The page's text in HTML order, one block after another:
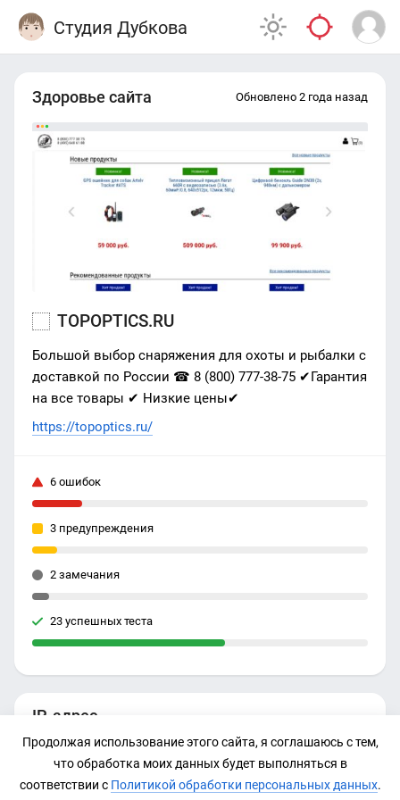
Студия Дубкова
IP-адрес
5.23.48.49
Здоровье сайта Обновлено 2 года назад
TOPOPTICS.RU
Большой выбор снаряжения для охоты и рыбалки с
доставкой по России ☎ 8 (800) 777-38-75 ✔Гарантия
на все товары ✔ Низкие цены✔
https://topoptics.ru/
6 ошибок
3 предупреждения
2 замечания
23 успешных теста
Продолжая использование этого сайта, я соглашаюсь с тем,
что обработка моих данных будет выполняться в
соответствии с Политикой обработки персональных данных.